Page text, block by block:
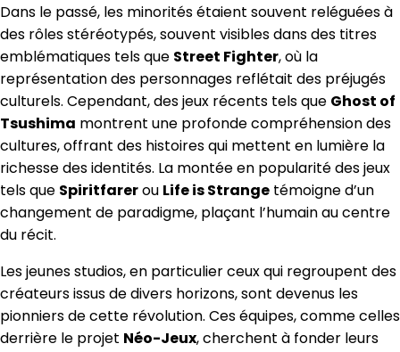
Dans le passé, les minorités étaient souvent reléguées à
des rôles stéréotypés, souvent visibles dans des titres
emblématiques tels que Street Fighter, où la
représentation des personnages reflétait des préjugés
culturels. Cependant, des jeux récents tels que Ghost of
Tsushima montrent une profonde compréhension des
cultures, offrant des histoires qui mettent en lumière la
richesse des identités. La montée en popularité des jeux
tels que Spiritfarerou Life is Strange témoigne d’un
changement de paradigme, plaçant l’humain au centre
du récit.
Les jeunes studios, en particulier ceux qui regroupent des
créateurs issus de divers horizons, sont devenus les
pionniers de cette révolution. Ces équipes, comme celles
derrière le projet Néo-Jeux, cherchent à fonder leurs